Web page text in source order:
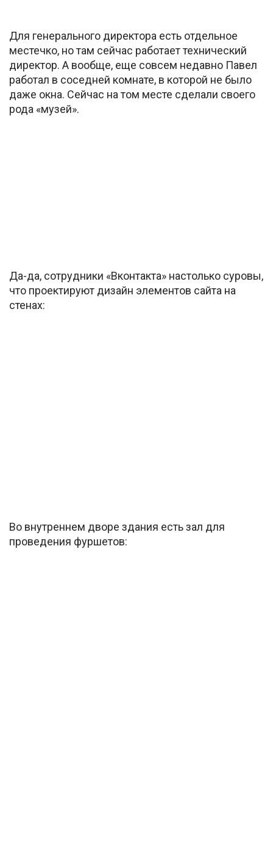
Для генерального директора есть отдельное
местечко, но там сейчас работает технический
директор. А вообще, еще совсем недавно Павел
работал в соседней комнате, в которой не было
даже окна. Сейчас на том месте сделали своего
рода «музей».
Да-да, сотрудники «Вконтакта» настолько суровы,
что проектируют дизайн элементов сайта на
стенах:
Во внутреннем дворе здания есть зал для
проведения фуршетов: